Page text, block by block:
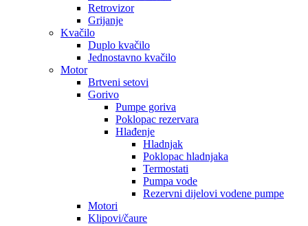
Retrovizor
Grijanje
Kvačilo
Duplo kvačilo
Jednostavno kvačilo
Motor
Brtveni setovi
Gorivo
Pumpe goriva
Poklopac rezervara
Hlađenje
Hladnjak
Poklopac hladnjaka
Termostati
Pumpa vode
Rezervni dijelovi vodene pumpe
Motori
Klipovi/čaure